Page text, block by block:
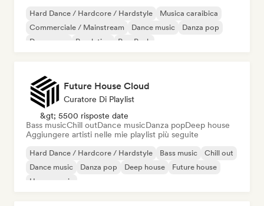
Hard Dance / Hardcore / Hardstyle
Musica caraibica
Commerciale / Mainstream
Dance music
Danza pop
Dream pop
Pop latino Pop Punk
Future House Cloud
Curatore Di Playlist
&gt; 5500 risposte date
Bass musicChill outDance musicDanza popDeep house
Aggiungere artisti nelle mie playlist più seguite
Hard Dance / Hardcore / Hardstyle Bass music
Chill out
Dance music
Danza pop Deep house
Future house
House music